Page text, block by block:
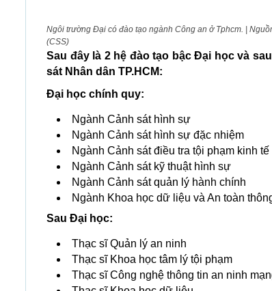
Ngôi trường Đại có đào tạo ngành Công an ở Tphcm. |
(CSS)
Sau đây là 2 hệ đào tạo bậc Đại học và
sát Nhân dân TP.HCM:
Đại học chính quy:
Ngành Cảnh sát hình sự
Ngành Cảnh sát hình sự đặc nhiệm
Ngành Cảnh sát điều tra tội phạm kinh tế
Ngành Cảnh sát kỹ thuật hình sự
Ngành Cảnh sát quản lý hành chính
Ngành Khoa học dữ liệu và An toàn
Sau Đại học:
Thạc sĩ Quản lý an ninh
Thạc sĩ Khoa học tâm lý tội phạm
Thạc sĩ Công nghệ thông tin an ninh